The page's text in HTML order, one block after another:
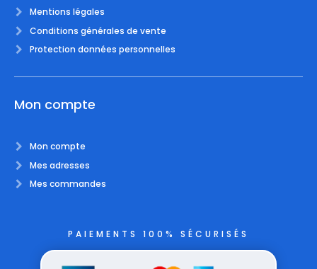
Mentions légales
Conditions générales de vente
Protection données personnelles
Mon compte
Mon compte
Mes adresses
Mes commandes
PAIEMENTS 100% SÉCURISÉS